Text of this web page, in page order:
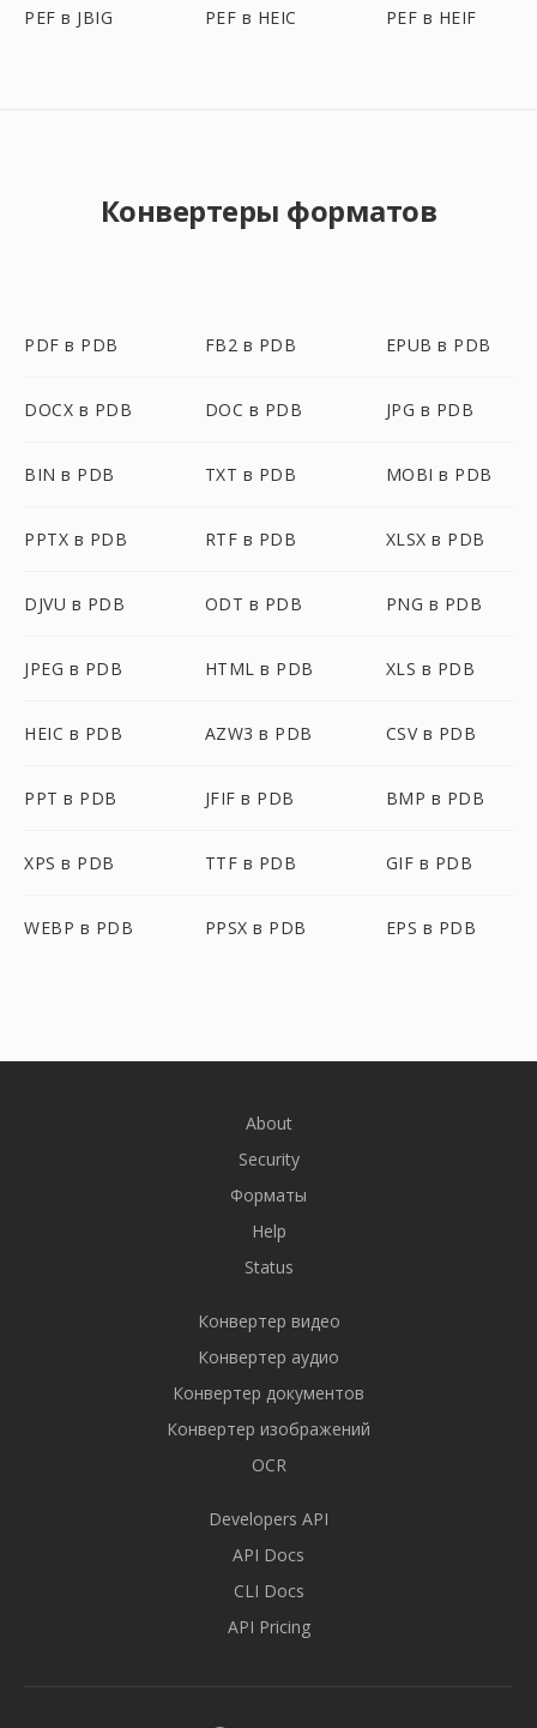
PEF в JBIG PEF в HEIC PEF в HEIF
Конвертеры форматов
PDF в PDB FB2 в PDB EPUB в PDB
DOCX в PDB DOC в PDB JPG в PDB
BIN в PDB TXT в PDB MOBI в PDB
PPTX в PDB RTF в PDB XLSX в PDB
DJVU в PDB ODT в PDB PNG в PDB
JPEG в PDB HTML в PDB XLS в PDB
HEIC в PDB AZW3 в PDB CSV в PDB
PPT в PDB JFIF в PDB BMP в PDB
XPS в PDB TTF в PDB GIF в PDB
WEBP в PDB PPSX в PDB EPS в PDB
About
Security
Форматы
Help
Status
Конвертер видео
Конвертер аудио
Конвертер документов
Конвертер изображений
OCR
Developers API
API Docs
CLI Docs
API Pricing